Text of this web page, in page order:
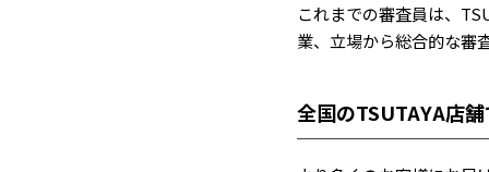
これまでの審査員は、
業、立場から総合的な審
全国のTSUTAYA店